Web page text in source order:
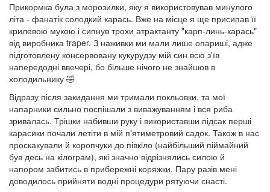
Прикормка була з морозилки, яку я використовував минулого
літа - фанатік солодкий карась. Вже на місце я ще присипав її
крилевою мукою і сипнув трохи атрактанту "карп-линь-карась"
від виробника traper. З наживки ми мали лише опариші, адже
підготовлену консервовану кукурудзу мій син всю зʼїв
напередодні ввечері, бо більше нічого не знайшов в
холодильнику 🤣
Відразу після закидання ми тримали покльовки, та мої
напарники сильно поспішали з виважуванням і вся риба
зривалась. Трішки набивши руку і використавши підсак перші
карасики почали летіти в мій пʼятиметровий садок. Також в нас
проскакували й коропчуки до півкіло (найбільший піймайний
був десь на кілограм), які значно відрізнялись силою й
напором забитись в прибережні коряжки. Пару разів мені
доводилось прийняти водні процедури рятуючи снасті.